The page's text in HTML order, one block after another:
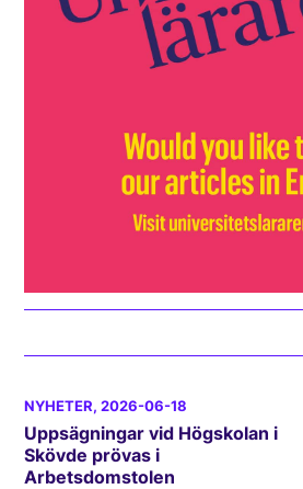
NYHETER, 2026-06-18
Uppsägningar vid Högskolan i
Skövde prövas i
Arbetsdomstolen